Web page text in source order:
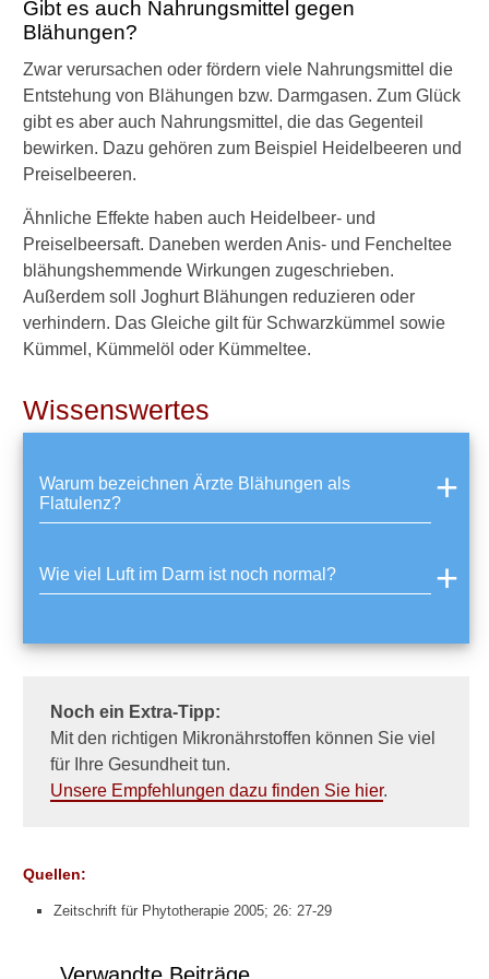
Gibt es auch Nahrungsmittel gegen
Blähungen?
Zwar verursachen oder fördern viele Nahrungsmittel die
Entstehung von Blähungen bzw. Darmgasen. Zum Glück
gibt es aber auch Nahrungsmittel, die das Gegenteil
bewirken. Dazu gehören zum Beispiel Heidelbeeren und
Preiselbeeren.
Ähnliche Effekte haben auch Heidelbeer- und
Preiselbeersaft. Daneben werden Anis- und Fencheltee
blähungshemmende Wirkungen zugeschrieben.
Außerdem soll Joghurt Blähungen reduzieren oder
verhindern. Das Gleiche gilt für Schwarzkümmel sowie
Kümmel, Kümmelöl oder Kümmeltee.
Wissenswertes
Warum bezeichnen Ärzte Blähungen als
Flatulenz?
Wie viel Luft im Darm ist noch normal?
Noch ein Extra-Tipp:
Mit den richtigen Mikronährstoffen können Sie viel
für Ihre Gesundheit tun.
Unsere Empfehlungen dazu finden Sie hier.
Quellen:
Zeitschrift für Phytotherapie 2005; 26: 27-29
h
r
n
g
s
m
t
e
l
,
d
i
M
n
d
r
u
h
e
v
r
u
e
n
n
e